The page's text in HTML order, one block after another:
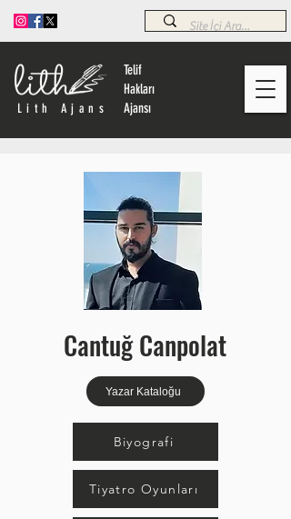
Lith Ajans
Telif
Hakları
Ajansı
Cantuğ Canpolat
Yazar Kataloğu
Biyografi
Tiyatro Oyunları